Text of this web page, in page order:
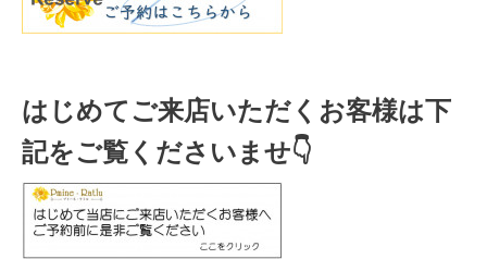
はじめてご来店いただくお客様は下
記をご覧くださいませ👇